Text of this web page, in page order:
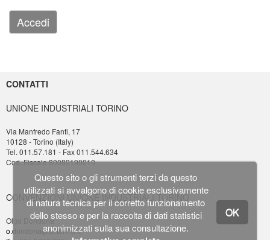
Accedi
CONTATTI
UNIONE INDUSTRIALI TORINO
Via Manfredo Fanti, 17
10128 - Torino (Italy)
Tel. 011.57.181 - Fax 011.544.634
Cod. Fiscale 80082190010
CONVENZIONI UNIONE INDUSTRIALI TORINO
Olga Dondona
o.dondona@ui.torino.it
Questo sito o gli strumenti terzi da questo
utilizzati si avvalgono di cookie esclusivamente
di natura tecnica per il corretto funzionamento
dello stesso e per la raccolta di dati statistici
anonimizzati sulla sua consultazione.
OK